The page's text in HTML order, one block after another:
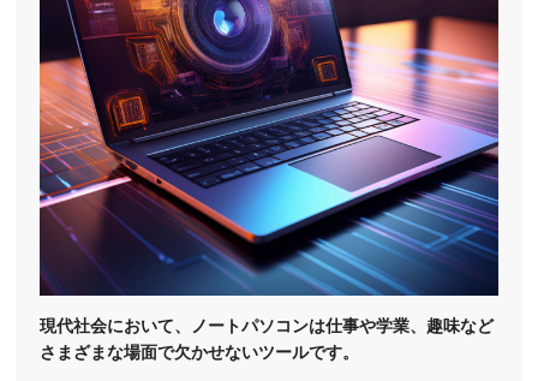
現代社会において、ノートパソコンは仕事や学業、趣味など
さまざまな場面で欠かせないツールです。